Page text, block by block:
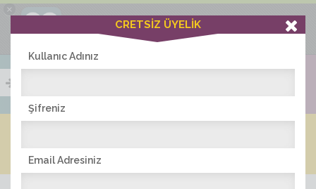
×
Ciddiask Uygulaması
+1 Hafta Gold Üyelik Kazan
Bedava - com.ciddi.ask
İNDİR
CRETSİZ ÜYELİK
Kullanıc Adınız
Şifreniz
Email Adresiniz